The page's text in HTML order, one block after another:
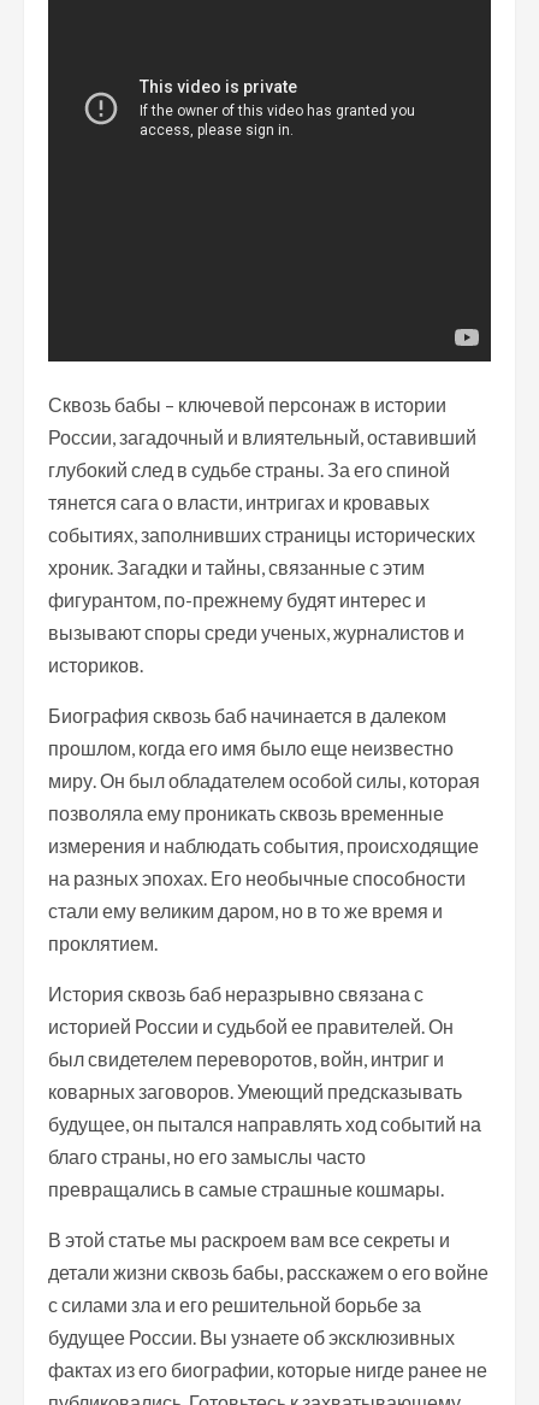
Сквозь бабы – ключевой персонаж в истории
России, загадочный и влиятельный, оставивший
глубокий след в судьбе страны. За его спиной
тянется сага о власти, интригах и кровавых
событиях, заполнивших страницы исторических
хроник. Загадки и тайны, связанные с этим
фигурантом, по-прежнему будят интерес и
вызывают споры среди ученых, журналистов и
историков.
Биография сквозь баб начинается в далеком
прошлом, когда его имя было еще неизвестно
миру. Он был обладателем особой силы, которая
позволяла ему проникать сквозь временные
измерения и наблюдать события, происходящие
на разных эпохах. Его необычные способности
стали ему великим даром, но в то же время и
проклятием.
История сквозь баб неразрывно связана с
историей России и судьбой ее правителей. Он
был свидетелем переворотов, войн, интриг и
коварных заговоров. Умеющий предсказывать
будущее, он пытался направлять ход событий на
благо страны, но его замыслы часто
превращались в самые страшные кошмары.
В этой статье мы раскроем вам все секреты и
детали жизни сквозь бабы, расскажем о его войне
с силами зла и его решительной борьбе за
будущее России. Вы узнаете об эксклюзивных
фактах из его биографии, которые нигде ранее не